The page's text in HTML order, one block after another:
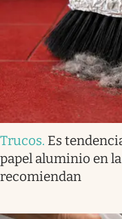
Trucos. Es
papel aluminio en
recomiendan